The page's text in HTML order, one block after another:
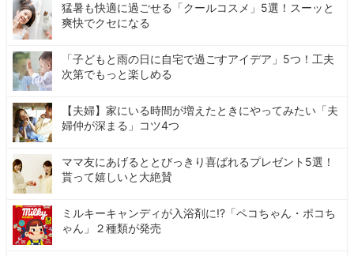
猛暑も快適に過ごせる「クールコスメ」5選！スーッと
爽快でクセになる
「子どもと雨の日に自宅で過ごすアイデア」5つ！工夫
次第でもっと楽しめる
【夫婦】家にいる時間が増えたときにやってみたい「夫
婦仲が深まる」コツ4つ
ママ友にあげるととびっきり喜ばれるプレゼント5選！
貰って嬉しいと大絶賛
ミルキーキャンディが入浴剤に!?「ペコちゃん・ポコち
ゃん」２種類が発売